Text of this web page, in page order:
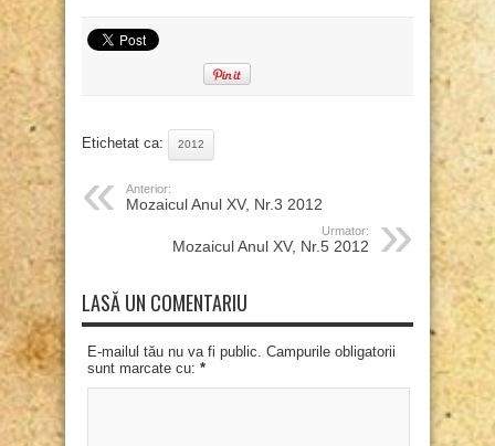
Etichetat ca: 2012
Anterior:
Mozaicul Anul XV, Nr.3 2012
Urmator:
Mozaicul Anul XV, Nr.5 2012
LASĂ UN COMENTARIU
E-mailul tău nu va fi public. Campurile obligatorii
sunt marcate cu: *